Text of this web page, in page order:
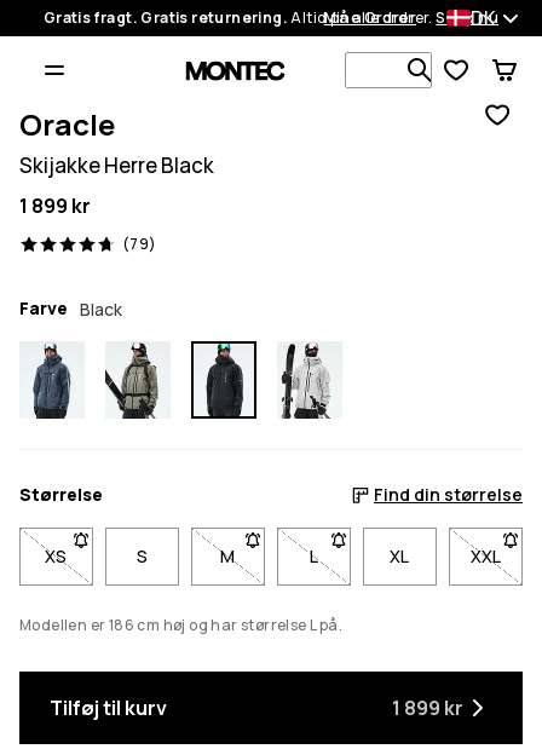
Gratis fragt. Gratis returnering.Altid på alle ordrer.Shop nu
Mine Ordrer DK
Søg i 1
Oracle
Skijakke Herre Black
1 899 kr
(79)
79 anmeldelser, 4.7/5
Farve Black
Størrelse Find din størrelse
XS- Størrelse XS er ikke tilgængelig. Klik for at blive
S M- Størrelse M er ikke tilgængelig. Klik
L- Størrelse L er ikke
XL XXL
-
Modellen er 186 cm høj og har størrelse L på.
Tilføj til kurv 1 899 kr